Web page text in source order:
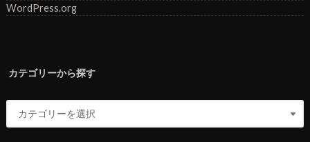
WordPress.org
カテゴリーから探す